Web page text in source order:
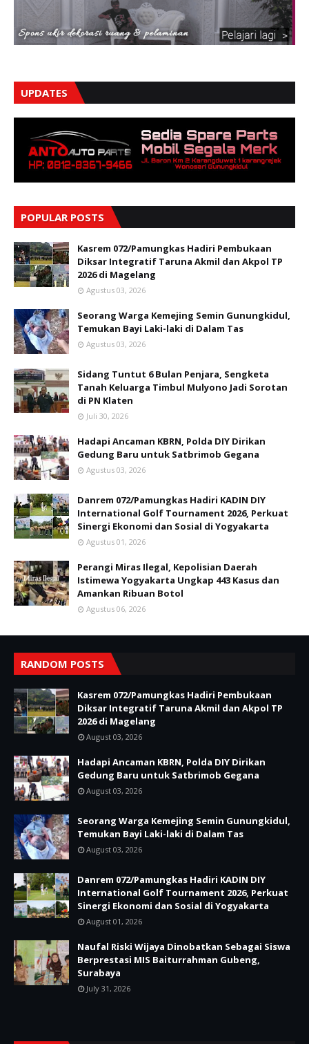
UPDATES
POPULAR POSTS
Kasrem 072/Pamungkas Hadiri Pembukaan
Diksar Integratif Taruna Akmil dan Akpol TP
2026 di Magelang
Agustus 03, 2026
Seorang Warga Kemejing Semin Gunungkidul,
Temukan Bayi Laki-laki di Dalam Tas
Agustus 03, 2026
Sidang Tuntut 6 Bulan Penjara, Sengketa
Tanah Keluarga Timbul Mulyono Jadi Sorotan
di PN Klaten
Juli 30, 2026
Hadapi Ancaman KBRN, Polda DIY Dirikan
Gedung Baru untuk Satbrimob Gegana
Agustus 03, 2026
Danrem 072/Pamungkas Hadiri KADIN DIY
International Golf Tournament 2026, Perkuat
Sinergi Ekonomi dan Sosial di Yogyakarta
Agustus 01, 2026
Perangi Miras Ilegal, Kepolisian Daerah
Istimewa Yogyakarta Ungkap 443 Kasus dan
Amankan Ribuan Botol
Agustus 06, 2026
RANDOM POSTS
Kasrem 072/Pamungkas Hadiri Pembukaan
Diksar Integratif Taruna Akmil dan Akpol TP
2026 di Magelang
August 03, 2026
Hadapi Ancaman KBRN, Polda DIY Dirikan
Gedung Baru untuk Satbrimob Gegana
August 03, 2026
Seorang Warga Kemejing Semin Gunungkidul,
Temukan Bayi Laki-laki di Dalam Tas
August 03, 2026
Danrem 072/Pamungkas Hadiri KADIN DIY
International Golf Tournament 2026, Perkuat
Sinergi Ekonomi dan Sosial di Yogyakarta
August 01, 2026
Naufal Riski Wijaya Dinobatkan Sebagai Siswa
Berprestasi MIS Baiturrahman Gubeng,
Surabaya
July 31, 2026